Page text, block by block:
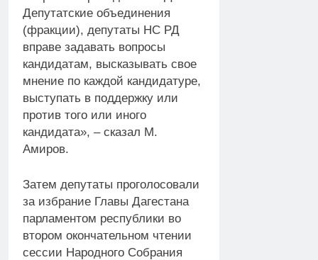
Депутатские объединения
(фракции), депутаты НС РД
вправе задавать вопросы
кандидатам, высказывать свое
мнение по каждой кандидатуре,
выступать в поддержку или
против того или иного
кандидата», – сказал М.
Амиров.
Затем депутаты проголосовали
за избрание Главы Дагестана
парламентом республики во
втором окончательном чтении
сессии Народного Собрания